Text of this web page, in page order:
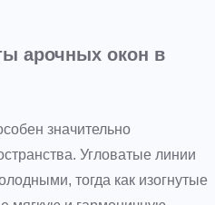
арочных окон в
значительно
Угловатые линии
тогда как изогнутые